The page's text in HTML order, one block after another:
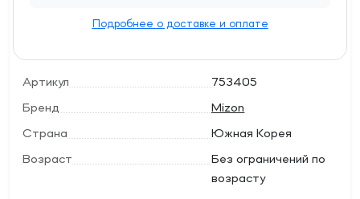
Подробнее о доставке и оплате
Артикул
753405
Бренд
Mizon
Страна
Южная Корея
Возраст
Без ограничений по
возрасту